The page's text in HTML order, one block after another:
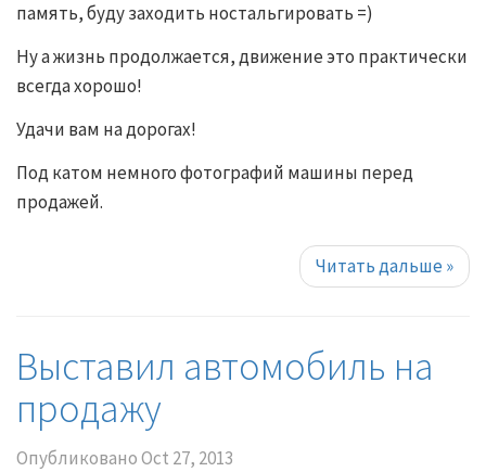
память, буду заходить ностальгировать =)
Ну а жизнь продолжается, движение это практически
всегда хорошо!
Удачи вам на дорогах!
Под катом немного фотографий машины перед
продажей.
Читать дальше»
Выставил автомобиль на
продажу
ОпубликованоOct 27, 2013